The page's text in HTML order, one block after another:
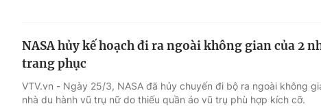
NASA hủy kế hoạch đi ra ngoài không gian của 2
trang phục
VTV.vn - Ngày 25/3, NASA đã hủy chuyến đi bộ ra ngoài không
nhà du hành vũ trụ nữ do thiếu quần áo vũ trụ phù hợp kích cỡ.